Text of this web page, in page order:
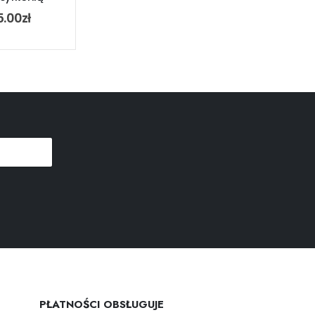
zł
PŁATNOŚCI OBSŁUGUJE